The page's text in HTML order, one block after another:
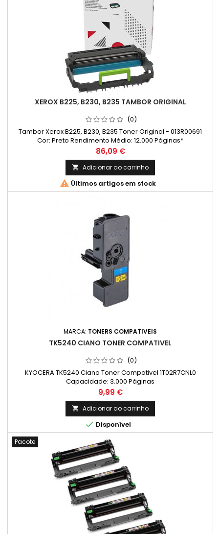
XEROX B225, B230, B235 TAMBOR ORIGINAL
(0)
Tambor Xerox B225, B230, B235 Toner Original - 013R00691
Cor: Preto Rendimento Médio: 12.000 Páginas*
Preço
86,09 €
 Adicionar ao carrinho
 Últimos artigos em stock
MARCA: TONERS COMPATIVEIS
TK5240 CIANO TONER COMPATIVEL
(0)
KYOCERA TK5240 Ciano Toner Compativel 1T02R7CNL0
Capacidade: 3.000 Páginas
Preço
9,99 €
 Adicionar ao carrinho
 Disponível
Pacote